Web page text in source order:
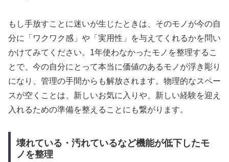
もし手放すことに迷いが生じたときは、そのモノが今の自
分に「ワクワク感」や「実用性」を与えてくれるかを問い
かけてみてください。1年使わなかったモノを整理するこ
とで、今の自分にとって本当に価値のあるモノが浮き彫り
になり、管理の手間からも解放されます。物理的なスペー
スが空くことは、新しいお気に入りや、新しい経験を迎え
入れるための準備を整えることにも繋がります。
壊れている・汚れているなど機能が低下したモ
ノを整理